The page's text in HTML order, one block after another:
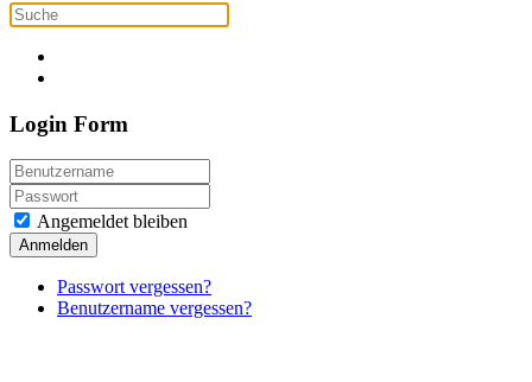
Login Form
Angemeldet bleiben
Anmelden
Passwort vergessen?
Benutzername vergessen?